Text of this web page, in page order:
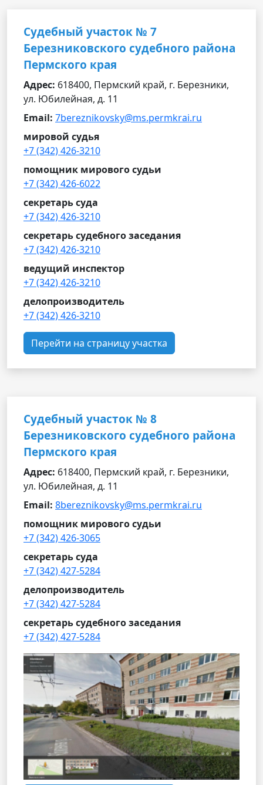
Судебный участок № 7
Березниковского судебного района
Пермского края
Адрес: 618400, Пермский край, г. Березники,
ул. Юбилейная, д. 11
Email: 7bereznikovsky@ms.permkrai.ru
мировой судья
+7 (342) 426-3210
помощник мирового судьи
+7 (342) 426-6022
секретарь суда
+7 (342) 426-3210
секретарь судебного заседания
+7 (342) 426-3210
ведущий инспектор
+7 (342) 426-3210
делопроизводитель
+7 (342) 426-3210
Перейти на страницу участка
Судебный участок № 8
Березниковского судебного района
Пермского края
Адрес: 618400, Пермский край, г. Березники,
ул. Юбилейная, д. 11
Email: 8bereznikovsky@ms.permkrai.ru
помощник мирового судьи
+7 (342) 426-3065
секретарь суда
+7 (342) 427-5284
делопроизводитель
+7 (342) 427-5284
секретарь судебного заседания
+7 (342) 427-5284